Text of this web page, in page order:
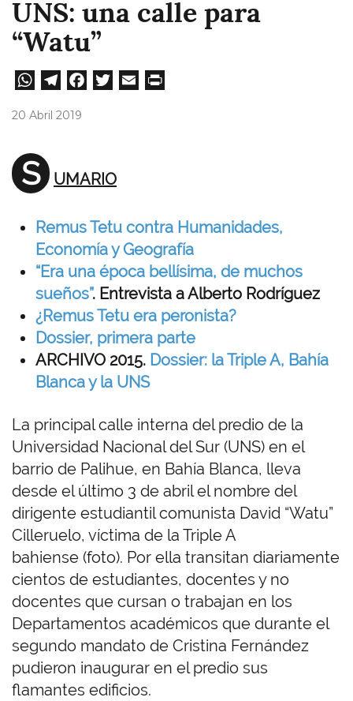
UNS: una calle para
“Watu”
W
A
pp
Te
m
Fa
20 Abril 2019
S UMARIO
Remus Tetu contra Humanidades,
Economía y Geografía
“Era una época bellísima, de muchos
sueños”. Entrevista a Alberto Rodríguez
¿Remus Tetu era peronista?
Dossier, primera parte
ARCHIVO 2015. Dossier: la Triple A, Bahía
Blanca y la UNS
La principal calle interna del predio de la
Universidad Nacional del Sur (UNS) en el
barrio de Palihue, en Bahía Blanca, lleva
desde el último 3 de abril el nombre del
dirigente estudiantil comunista David “Watu”
Cilleruelo, víctima de la Triple A
bahiense (foto). Por ella transitan diariamente
cientos de estudiantes, docentes y no
docentes que cursan o trabajan en los
Departamentos académicos que durante el
segundo mandato de Cristina Fernández
pudieron inaugurar en el predio sus
flamantes edificios.